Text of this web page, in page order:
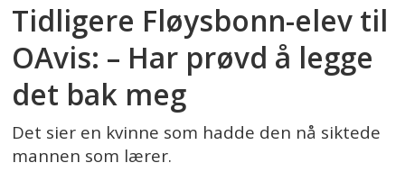
Tidligere Fløysbonn-elev til
OAvis: – Har prøvd å legge
det bak meg
Det sier en kvinne som hadde den nå siktede
mannen som lærer.